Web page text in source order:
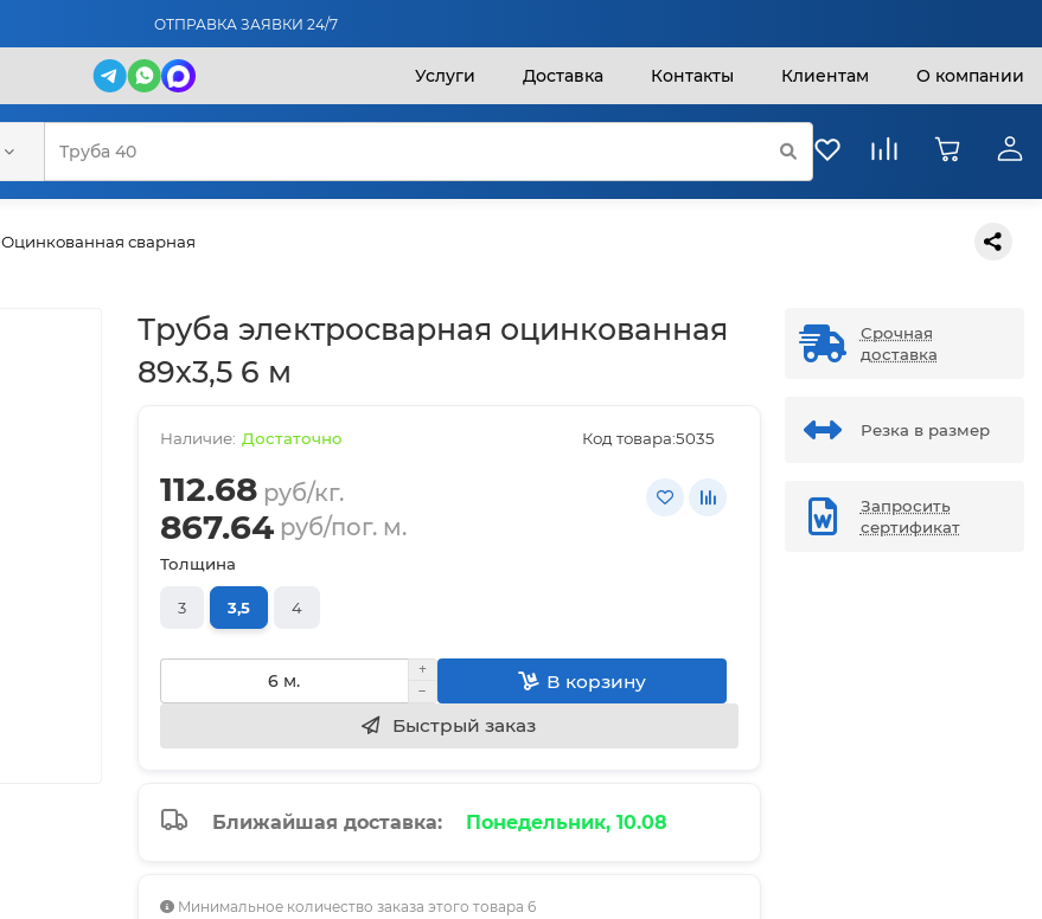
ОТПРАВКА ЗАЯВКИ 24/7
Услуги Доставка Контакты Клиентам О компании
Оцинкованная сварная
Труба электросварная оцинкованная
89х3,5 6 м
Достаточно Код товара:5035
112.68 руб/кг.
867.64 руб/пог. м.
Толщина
3 3,5 4
В корзину
Быстрый заказ
Ближайшая доставка: Понедельник, 10.08
Минимальное количество заказа этого товара 6
Срочная
доставка
Резка в размер
Запросить
сертификат